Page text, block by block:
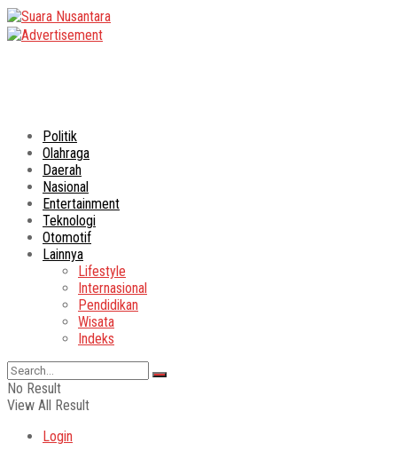
Politik
Olahraga
Daerah
Nasional
Entertainment
Teknologi
Otomotif
Lainnya
Lifestyle
Internasional
Pendidikan
Wisata
Indeks
No Result
View All Result
Login